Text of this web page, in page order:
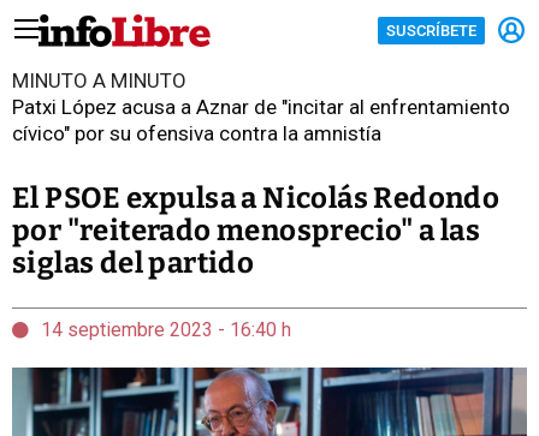
SUSCRÍBETE
MINUTO A MINUTO
Patxi López acusa a Aznar de "incitar al enfrentamiento
cívico" por su ofensiva contra la amnistía
El PSOE expulsa a Nicolás Redondo
por "reiterado menosprecio" a las
siglas del partido
14 septiembre 2023 - 16:40 h